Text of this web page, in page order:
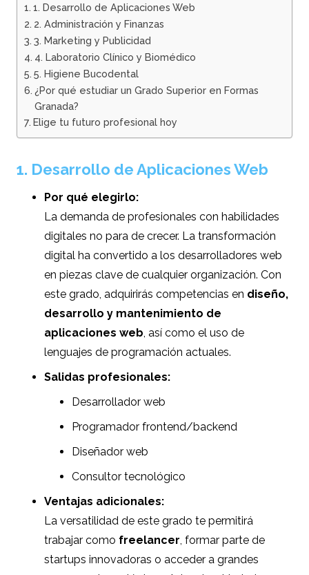
1. Desarrollo de Aplicaciones Web
2. Administración y Finanzas
3. Marketing y Publicidad
4. Laboratorio Clínico y Biomédico
5. Higiene Bucodental
¿Por qué estudiar un Grado Superior en Formas
Granada?
Elige tu futuro profesional hoy
1. Desarrollo de Aplicaciones Web
Por qué elegirlo:
La demanda de profesionales con habilidades
digitales no para de crecer. La transformación
digital ha convertido a los desarrolladores web
en piezas clave de cualquier organización. Con
este grado, adquirirás competencias en diseño,
desarrollo y mantenimiento de
aplicaciones web , así como el uso de
lenguajes de programación actuales.
Salidas profesionales:
Desarrollador web
Programador frontend/backend
Diseñador web
Consultor tecnológico
Ventajas adicionales:
La versatilidad de este grado te permitirá
trabajar como freelancer , formar parte de
startups innovadoras o acceder a grandes